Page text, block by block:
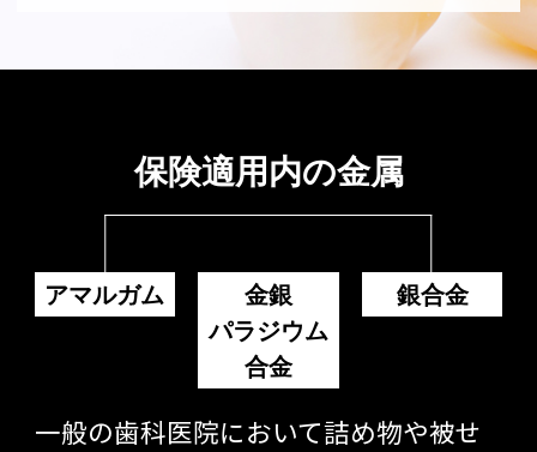
保険適用内の金属
アマルガム
金銀
パラジウム
合金
銀合金
一般の歯科医院において詰め物や被せ